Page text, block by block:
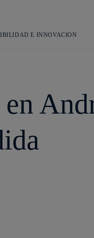
principal
E INNOVACIÓN